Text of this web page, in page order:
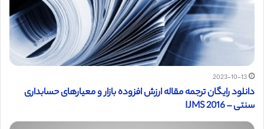
2023-10-13
دانلود رایگان ترجمه مقاله ارزش افزوده بازار و معیارهای حسابداری
سنتی – IJMS 2016